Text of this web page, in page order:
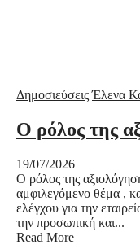
Δημοσιεύσεις Έλενα
Ο ρόλος της
19/07/2026
Ο ρόλος της
αμφιλεγόμενο θέμα ,
ελέγχου για την
την προσωπική και...
Read More